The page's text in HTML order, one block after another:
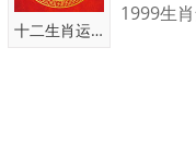
十二生肖运势